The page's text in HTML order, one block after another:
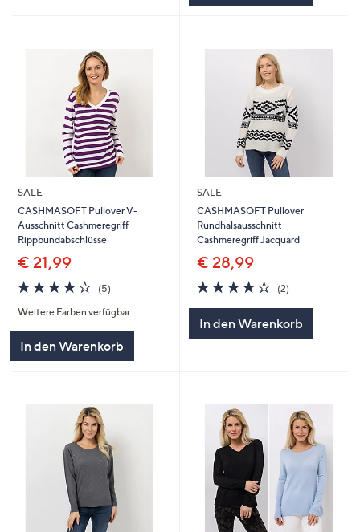
SALE
CASHMASOFT Pullover V-
Ausschnitt Cashmeregriff
Rippbundabschlüsse
€ 21,99
4.2
von
5
(5)
Weitere Farben verfügbar
In den Warenkorb
SALE
CASHMASOFT Pullover
Rundhalsausschnitt
Cashmeregriff Jacquard
€ 28,99
4.0
von
(2)2
In den Warenkorb